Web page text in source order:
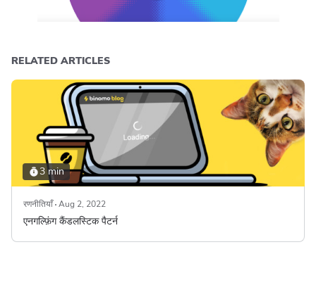
RELATED ARTICLES
3 min
रणनीतियाँ Aug 2, 2022
एनगल्फ़िंग कैंडलस्टिक पैटर्न